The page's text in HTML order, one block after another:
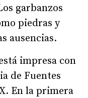
garbanzos
piedras y
ausencias.
impresa con
de Fuentes
En la primera